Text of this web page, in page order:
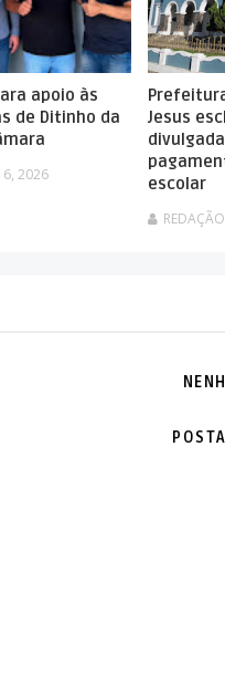
apoio às
de Ditinho da
2026
Jesus
escolar
REDAÇÃO